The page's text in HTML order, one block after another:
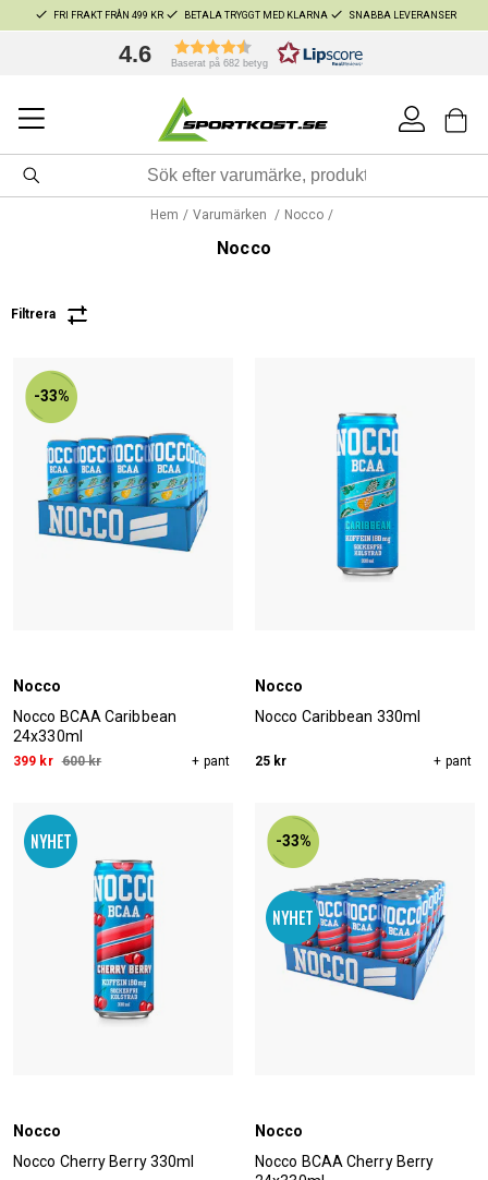
FRI FRAKT FRÅN 499 KR BETALA TRYGGT MED KLARNA SNABBA LEVERANSER
4.6 Baserat på 682 betyg
Hem Varumärken Nocco
Nocco
Filtrera
-33%
Nocco
Nocco BCAA Caribbean
24x330ml
399 kr 600 kr + pant
Nocco
Nocco Caribbean 330ml
25 kr + pant
Nocco
Nocco Cherry Berry 330ml
-33%
Nocco
Nocco BCAA Cherry Berry